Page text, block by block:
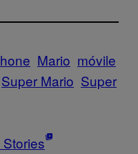
Mario móvile
Super Mario Super